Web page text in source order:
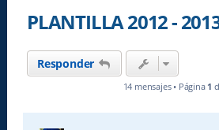
PLANTILLA 2012 -
Responder
14 mensajes • Página 1